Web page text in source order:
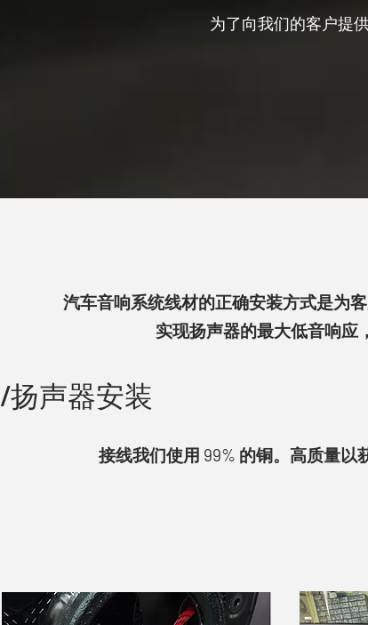
为了向我们的客户提
汽车音响系统线材的正确安装方式是为
实现扬声器的最大低音响应
/扬声器安装
接线我们使用 99% 的铜。高质量以